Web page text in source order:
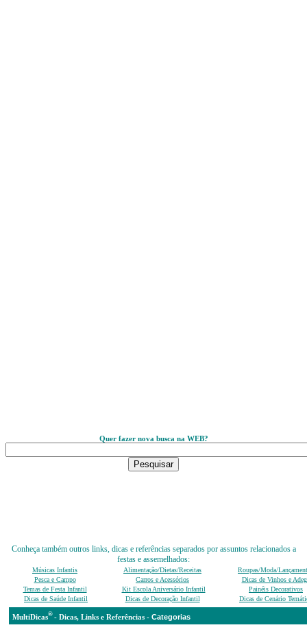
Quer fazer nova busca na WEB?
Conheça também outros links, dicas e referências separados por assuntos relacionados a
festas e assemelhados:
Músicas Infantis Alimentação/Dietas/Receitas
Roupas/Moda/
Pesca e Campo
Carros e Acessórios
Dicas de Vinhos e
Temas de Festa Infantil
Kit Escola Aniversário Infantil
Painéis Decorativos
Dicas de Saúde Infantil
Dicas de Decoração Infantil Dicas de Cenário
MultiDicas® - Dicas, Links e Referências -